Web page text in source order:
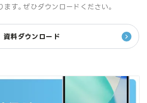
ます。ぜひダウンロードください。
資料ダウンロード